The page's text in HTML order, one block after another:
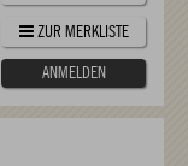
ZUR MERKLISTE
ANMELDEN